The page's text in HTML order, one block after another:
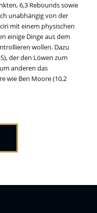
6,3 Rebounds sowie
unabhängig von der
mit einem physischen
einige Dinge aus dem
wollen. Dazu
der den Löwen zum
anderen das
wie Ben Moore (10,2